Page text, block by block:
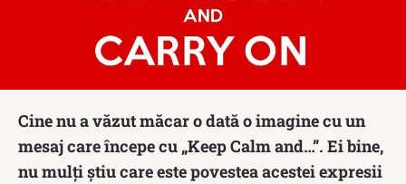
Cine nu a văzut măcar o dată o imagine cu un
mesaj care începe cu „Keep Calm and…”. Ei bine,
nu mulți știu care este povestea acestei expresii